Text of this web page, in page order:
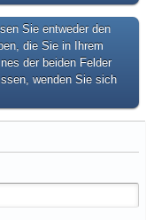
Sie entweder den
die Sie in Ihrem
der beiden Felder
wenden Sie sich